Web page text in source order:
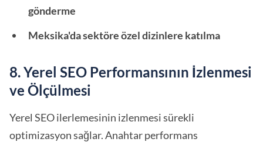
gönderme
Meksika'da sektöre özel dizinlere katılma
8. Yerel SEO Performansının İzlenmesi
ve Ölçülmesi
Yerel SEO ilerlemesinin izlenmesi sürekli
optimizasyon sağlar. Anahtar performans